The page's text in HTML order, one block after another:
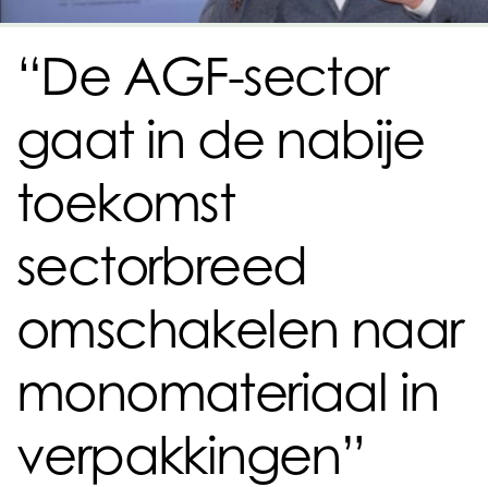
“De AGF-sector
gaat in de nabije
toekomst
sectorbreed
omschakelen naar
monomateriaal in
verpakkingen”